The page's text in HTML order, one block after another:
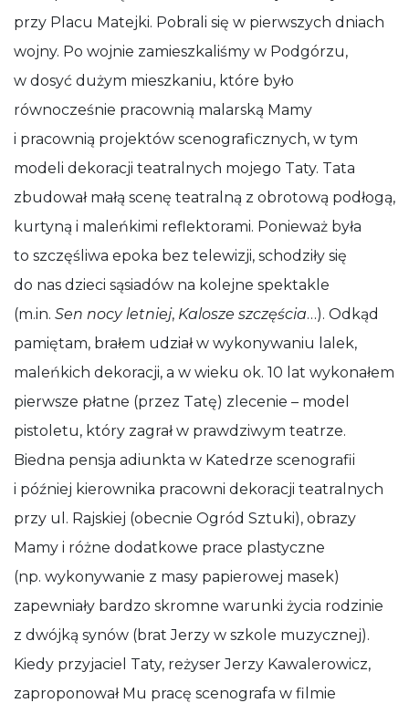
przy Placu Matejki. Pobrali się w pierwszych dniach
wojny. Po wojnie zamieszkaliśmy w Podgórzu,
w dosyć dużym mieszkaniu, które było
równocześnie pracownią malarską Mamy
i pracownią projektów scenograficznych, w tym
modeli dekoracji teatralnych mojego Taty. Tata
zbudował małą scenę teatralną z obrotową podłogą,
kurtyną i maleńkimi reflektorami. Ponieważ była
to szczęśliwa epoka bez telewizji, schodziły się
do nas dzieci sąsiadów na kolejne spektakle
(m.in. Sen nocy letniej, Kalosze szczęścia…). Odkąd
pamiętam, brałem udział w wykonywaniu lalek,
maleńkich dekoracji, a w wieku ok. 10 lat wykonałem
pierwsze płatne (przez Tatę) zlecenie – model
pistoletu, który zagrał w prawdziwym teatrze.
Biedna pensja adiunkta w Katedrze scenografii
i później kierownika pracowni dekoracji teatralnych
przy ul. Rajskiej (obecnie Ogród Sztuki), obrazy
Mamy i różne dodatkowe prace plastyczne
(np. wykonywanie z masy papierowej masek)
zapewniały bardzo skromne warunki życia rodzinie
z dwójką synów (brat Jerzy w szkole muzycznej).
Kiedy przyjaciel Taty, reżyser Jerzy Kawalerowicz,
zaproponował Mu pracę scenografa w filmie